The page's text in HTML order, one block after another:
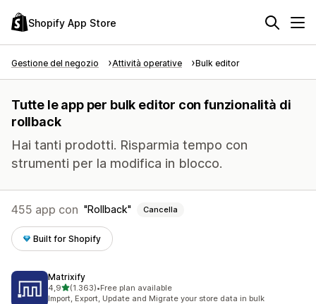
Shopify App Store
Gestione del negozio Attività operative Bulk editor
Tutte le app per bulk editor con funzionalità di
rollback
Hai tanti prodotti. Risparmia tempo con
strumenti per la modifica in blocco.
455 app con Rollback Cancella
Built for Shopify
Matrixify
4,9stelle su 5
(1.363)
1363 recensioni totali
•Free plan available
Import, Export, Update and Migrate your store data in bulk